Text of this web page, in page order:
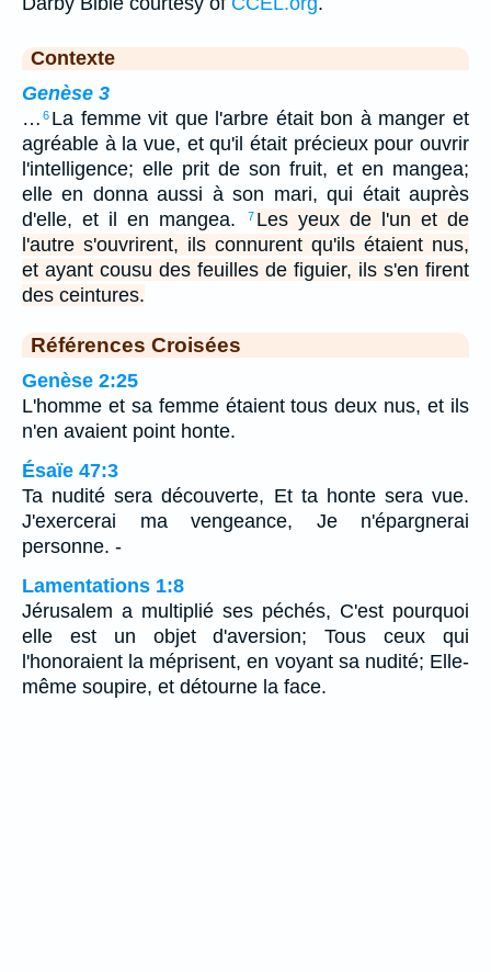
Contexte
Genèse 3
… 6 La femme vit que l'arbre était bon à manger et
agréable à la vue, et qu'il était précieux pour ouvrir
l'intelligence; elle prit de son fruit, et en mangea;
elle en donna aussi à son mari, qui était auprès
d'elle, et il en mangea.
7 Les yeux de l'un et de
l'autre s'ouvrirent, ils connurent qu'ils étaient nus,
et ayant cousu des feuilles de figuier, ils s'en firent
des ceintures.
Références Croisées
Genèse 2:25
L'homme et sa femme étaient tous deux nus, et ils
n'en avaient point honte.
Ésaïe 47:3
Ta nudité sera découverte, Et ta honte sera vue.
J'exercerai ma vengeance, Je n'épargnerai
personne. -
Lamentations 1:8
Jérusalem a multiplié ses péchés, C'est pourquoi
elle est un objet d'aversion; Tous ceux qui
l'honoraient la méprisent, en voyant sa nudité; Elle-
même soupire, et détourne la face.